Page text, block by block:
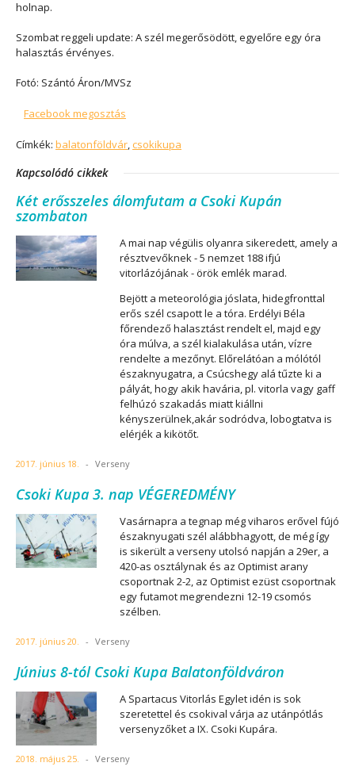
holnap.
Szombat reggeli update: A szél megerősödött, egyelőre egy óra
halasztás érvényes.
Fotó: Szántó Áron/MVSz
Facebook megosztás
Címkék: balatonföldvár,csokikupa
Kapcsolódó cikkek
Két erősszeles álomfutam a Csoki Kupán
szombaton
A mai nap végülis olyanra sikeredett, amely a
résztvevőknek - 5 nemzet 188 ifjú
vitorlázójának - örök emlék marad.
Bejött a meteorológia jóslata, hidegfronttal
erős szél csapott le a tóra. Erdélyi Béla
főrendező halasztást rendelt el, majd egy
óra múlva, a szél kialakulása után, vízre
rendelte a mezőnyt. Előrelátóan a mólótól
északnyugatra, a Csúcshegy alá tűzte ki a
pályát, hogy akik havária, pl. vitorla vagy gaff
felhúzó szakadás miatt kiállni
kényszerülnek,akár sodródva, lobogtatva is
elérjék a kikötőt.
2017. június 18. - Verseny
Csoki Kupa 3. nap VÉGEREDMÉNY
Vasárnapra a tegnap még viharos erővel fújó
északnyugati szél alábbhagyott, de még így
is sikerült a verseny utolsó napján a 29er, a
420-as osztálynak és az Optimist arany
csoportnak 2-2, az Optimist ezüst csoportnak
egy futamot megrendezni 12-19 csomós
szélben.
2017. június 20. - Verseny
Június 8-tól Csoki Kupa Balatonföldváron
A Spartacus Vitorlás Egylet idén is sok
szeretettel és csokival várja az utánpótlás
versenyzőket a IX. Csoki Kupára.
2018. május 25. - Verseny